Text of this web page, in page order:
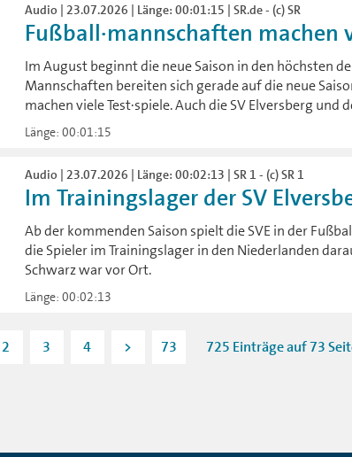
Audio | 23.07.2026 | Länge: 00:01:15 | SR.de - (c) SR
Fußball·mannschaften machen
Im August beginnt die neue Saison in den höchsten
Mannschaften bereiten sich gerade auf die neue
machen viele Test·spiele. Auch die SV Elversberg und
Länge: 00:01:15
Audio | 23.07.2026 | Länge: 00:02:13 | SR 1 - (c) SR 1
Im Trainingslager der SV
Ab der kommenden Saison spielt die SVE in der
die Spieler im Trainingslager in den Niederlanden
Schwarz war vor Ort.
Länge: 00:02:13
2 3 4 > 73 725 Einträge auf 73